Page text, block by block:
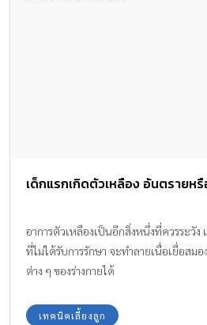
เด็กแรกเกิดตัวเหลือง อันตรายหรื
อาการตัวเหลืองเป็นอีกสิ่งหนึ่งที่ควรระวัง
ที่ไม่ได้รับการรักษา จะทำลายเนื่อเยื่อสม
ต่าง ๆ ของร่างกายได้
เทคนิคเลี้ยงลูก